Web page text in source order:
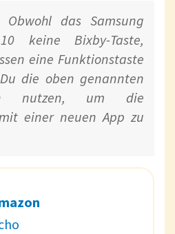
das Samsung
keine Bixby-Taste,
eine Funktionstaste
die oben genannten
nutzen, um die
einer neuen App zu